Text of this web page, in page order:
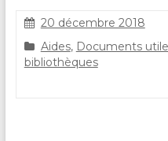
C
l
a
20 décembre 2018
Aides, Documents
bibliothèques